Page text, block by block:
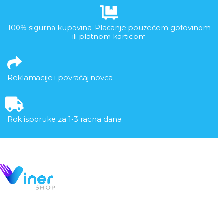
100% sigurna kupovina. Plaćanje pouzećem gotovinom
ili platnom karticom
Reklamacije i povraćaj novca
Rok isporuke za 1-3 radna dana